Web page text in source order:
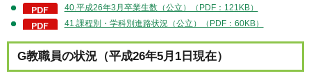
40.平成26年3月卒業生数（公立）（PDF：121KB）
41.課程別・学科別進路状況（公立）（PDF：60KB）
G教職員の状況（平成26年5月1日現在）